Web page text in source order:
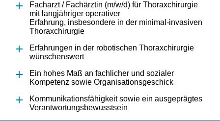
Facharzt / Fachärztin (m/w/d) für Thoraxchirurgie
mit langjähriger operativer
Erfahrung, insbesondere in der minimal-invasiven
Thoraxchirurgie
Erfahrungen in der robotischen Thoraxchirurgie
wünschenswert
Ein hohes Maß an fachlicher und sozialer
Kompetenz sowie Organisationsgeschick
Kommunikationsfähigkeit sowie ein ausgeprägtes
Verantwortungsbewusstsein